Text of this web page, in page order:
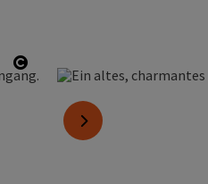
Copyright öffnen
nächstes Element